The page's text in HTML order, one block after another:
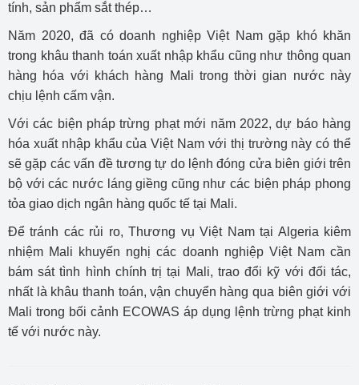
tính, sản phẩm sắt thép…
Năm 2020, đã có doanh nghiệp Việt Nam gặp khó khăn
trong khâu thanh toán xuất nhập khẩu cũng như thông quan
hàng hóa với khách hàng Mali trong thời gian nước này
chịu lệnh cấm vận.
Với các biện pháp trừng phạt mới năm 2022, dự báo hàng
hóa xuất nhập khẩu của Việt Nam với thị trường này có thể
sẽ gặp các vấn đề tương tự do lệnh đóng cửa biên giới trên
bộ với các nước láng giềng cũng như các biện pháp phong
tỏa giao dịch ngân hàng quốc tế tại Mali.
Để tránh các rủi ro, Thương vụ Việt Nam tại Algeria kiêm
nhiệm Mali khuyến nghị các doanh nghiệp Việt Nam cần
bám sát tình hình chính trị tại Mali, trao đổi kỹ với đối tác,
nhất là khâu thanh toán, vận chuyển hàng qua biên giới với
Mali trong bối cảnh ECOWAS áp dụng lệnh trừng phạt kinh
tế với nước này.